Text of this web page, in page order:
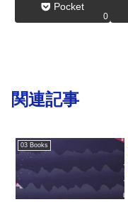
Pocket
0
関連記事
03 Books